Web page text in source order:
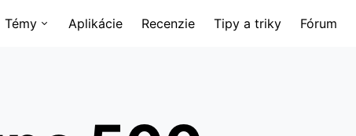
Témy Aplikácie Recenzie Tipy a triky Fórum